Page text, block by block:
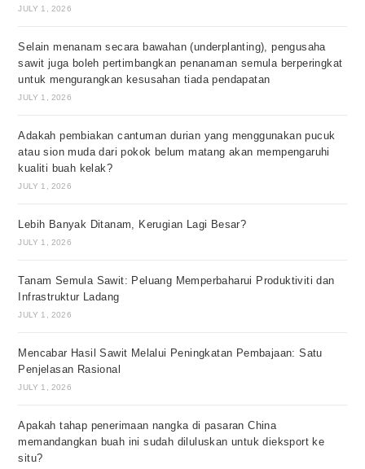
JULY 1, 2026
Selain menanam secara bawahan (underplanting), pengusaha
sawit juga boleh pertimbangkan penanaman semula berperingkat
untuk mengurangkan kesusahan tiada pendapatan
JULY 1, 2026
Adakah pembiakan cantuman durian yang menggunakan pucuk
atau sion muda dari pokok belum matang akan mempengaruhi
kualiti buah kelak?
JULY 1, 2026
Lebih Banyak Ditanam, Kerugian Lagi Besar?
JULY 1, 2026
Tanam Semula Sawit: Peluang Memperbaharui Produktiviti dan
Infrastruktur Ladang
JULY 1, 2026
Mencabar Hasil Sawit Melalui Peningkatan Pembajaan: Satu
Penjelasan Rasional
JULY 1, 2026
Apakah tahap penerimaan nangka di pasaran China
memandangkan buah ini sudah diluluskan untuk dieksport ke
situ?